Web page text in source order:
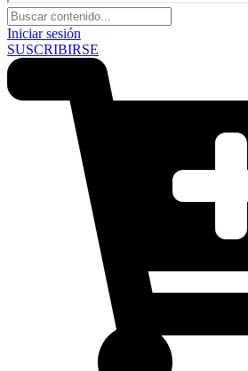
Iniciar sesión
SUSCRIBIRSE